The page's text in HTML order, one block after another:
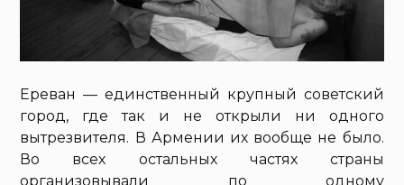
Ереван — единственный крупный советский
город, где так и не открыли ни одного
вытрезвителя. В Армении их вообще не было.
Во всех остальных частях страны
организовывали по одному